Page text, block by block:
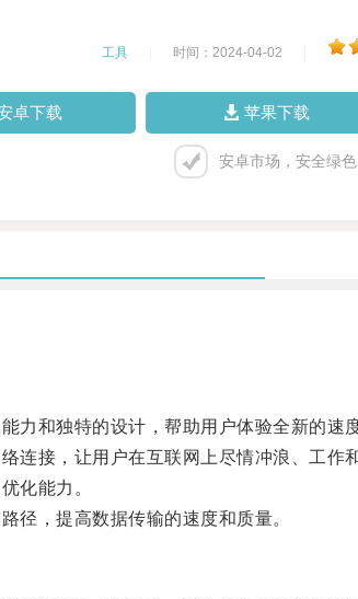
工具 时间：2024-04-02
卓下载 苹果下载
安卓市场，安全绿色
和独特的设计，帮助用户体验全新的速度
接，让用户在互联网上尽情冲浪、工作
化能力。
，提高数据传输的速度和质量。